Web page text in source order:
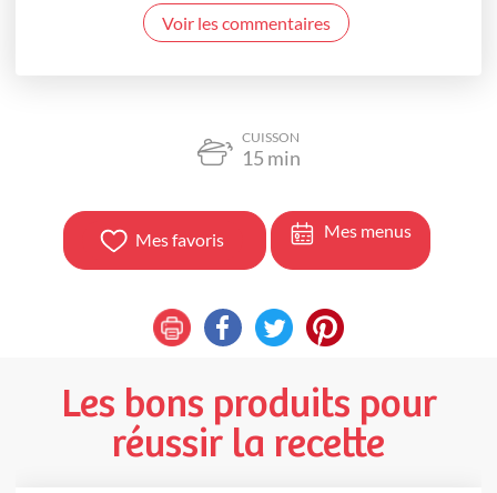
Voir les commentaires
CUISSON
15 min
Mes favoris Mes menus
Les bons produits pour
réussir la recette